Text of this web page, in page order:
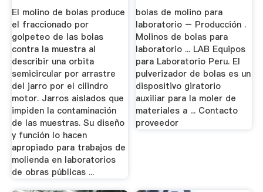
El molino de bolas produce
el fraccionado por
golpeteo de las bolas
contra la muestra al
describir una orbita
semicircular por arrastre
del jarro por el cilindro
motor. Jarros aislados que
impiden la contaminación
de las muestras. Su diseño
y función lo hacen
apropiado para trabajos de
molienda en laboratorios
de obras públicas ...
bolas de molino para
laboratorio – Producción .
Molinos de bolas para
laboratorio ... LAB Equipos
para Laboratorio Peru. El
pulverizador de bolas es un
dispositivo giratorio
auxiliar para la moler de
materiales a ... Contacto
proveedor